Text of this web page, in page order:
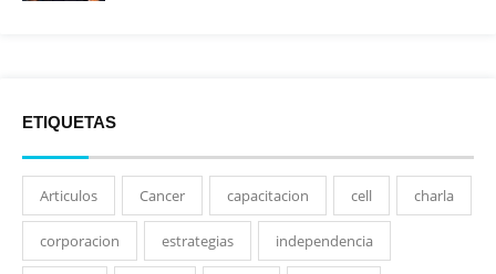
ETIQUETAS
Articulos Cancer capacitacion cell charla
corporacion estrategias independencia